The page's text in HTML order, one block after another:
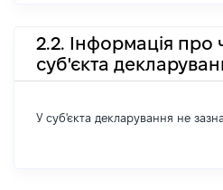
2.2. Інформація про
суб'єкта
У суб'єкта декларування не